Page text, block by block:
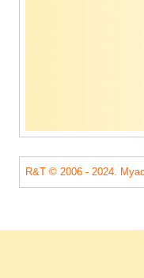
R&T © 2006 - 2024.